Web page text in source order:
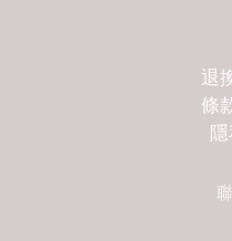
退
條